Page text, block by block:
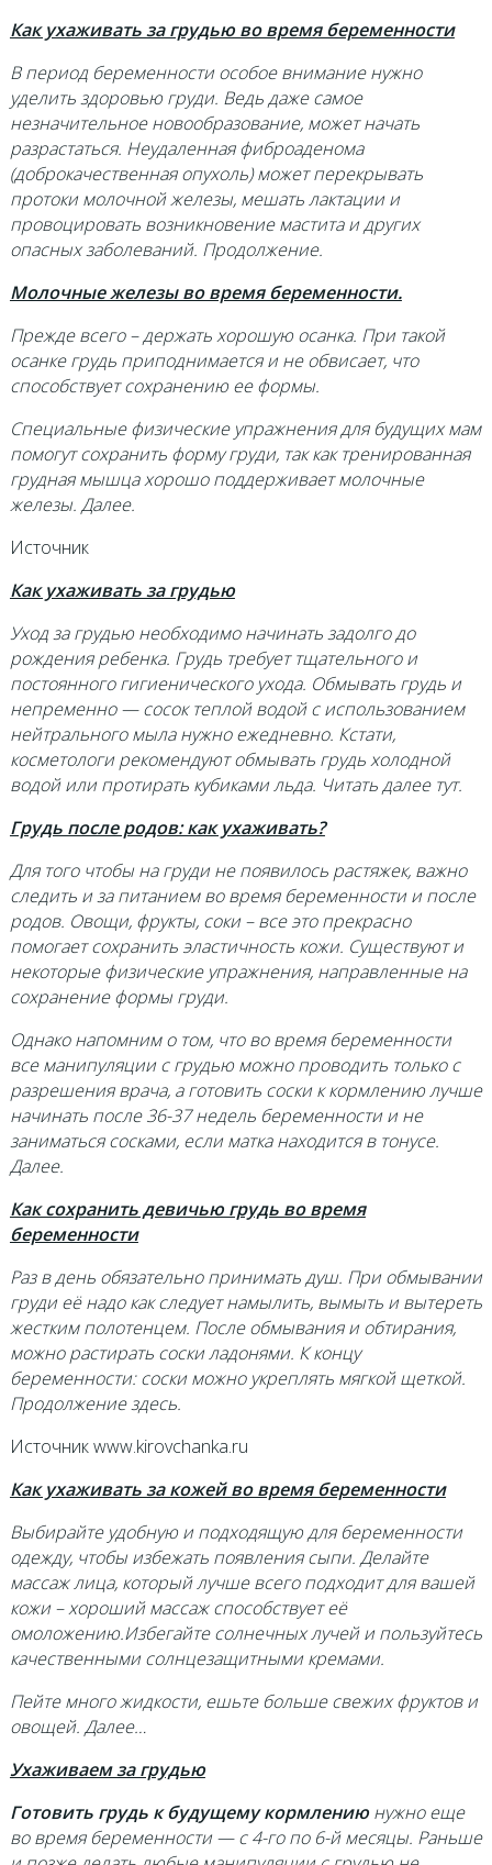
Как ухаживать за грудью во время беременности
В период беременности особое внимание нужно
уделить здоровью груди. Ведь даже самое
незначительное новообразование, может начать
разрастаться. Неудаленная фиброаденома
(доброкачественная опухоль) может перекрывать
протоки молочной железы, мешать лактации и
провоцировать возникновение мастита и других
опасных заболеваний. Продолжение.
Молочные железы во время беременности.
Прежде всего – держать хорошую осанка. При такой
осанке грудь приподнимается и не обвисает, что
способствует сохранению ее формы.
Специальные физические упражнения для будущих мам
помогут сохранить форму груди, так как тренированная
грудная мышца хорошо поддерживает молочные
железы. Далее.
Источник
Как ухаживать за грудью
Уход за грудью необходимо начинать задолго до
рождения ребенка. Грудь требует тщательного и
постоянного гигиенического ухода. Обмывать грудь и
непременно — сосок теплой водой с использованием
нейтрального мыла нужно ежедневно. Кстати,
косметологи рекомендуют обмывать грудь холодной
водой или протирать кубиками льда. Читать далее тут.
Грудь после родов: как ухаживать?
Для того чтобы на груди не появилось растяжек, важно
следить и за питанием во время беременности и после
родов. Овощи, фрукты, соки – все это прекрасно
помогает сохранить эластичность кожи. Существуют и
некоторые физические упражнения, направленные на
сохранение формы груди.
Однако напомним о том, что во время беременности
все манипуляции с грудью можно проводить только с
разрешения врача, а готовить соски к кормлению лучше
начинать после 36-37 недель беременности и не
заниматься сосками, если матка находится в тонусе.
Далее.
Как сохранить девичью грудь во время
беременности
Раз в день обязательно принимать душ. При обмывании
груди её надо как следует намылить, вымыть и вытереть
жестким полотенцем. После обмывания и обтирания,
можно растирать соски ладонями. К концу
беременности: соски можно укреплять мягкой щеткой.
Продолжение здесь.
Источник www.kirovchanka.ru
Как ухаживать за кожей во время беременности
Выбирайте удобную и подходящую для беременности
одежду, чтобы избежать появления сыпи. Делайте
массаж лица, который лучше всего подходит для вашей
кожи – хороший массаж способствует её
омоложению.Избегайте солнечных лучей и пользуйтесь
качественными солнцезащитными кремами.
Пейте много жидкости, ешьте больше свежих фруктов и
овощей. Далее…
Ухаживаем за грудью
Готовить грудь к будущему кормлениюнужно еще
во время беременности — с 4-го по 6-й месяцы. Раньше